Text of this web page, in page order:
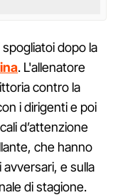
dopo la
. L'allenatore
contro la
i dirigenti e poi
d’attenzione
che hanno
e sulla
di stagione.